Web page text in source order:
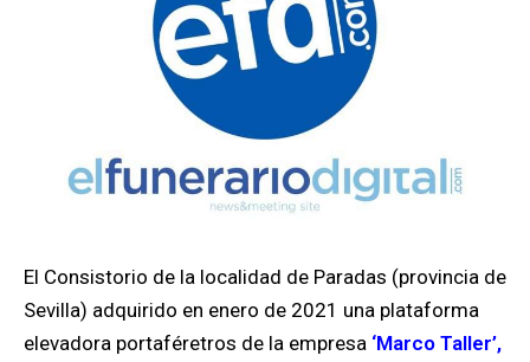
El Consistorio de la localidad de Paradas (provincia de
Sevilla) adquirido en enero de 2021 una plataforma
elevadora portaféretros de la empresa ‘Marco Taller’,